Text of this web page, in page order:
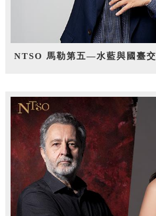
NTSO 馬勒第五—水藍與國臺交